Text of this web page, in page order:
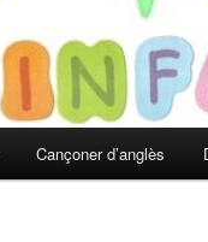
Cançoner d’anglès